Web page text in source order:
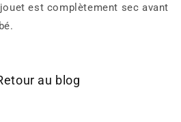
est complètement sec avant
au blog